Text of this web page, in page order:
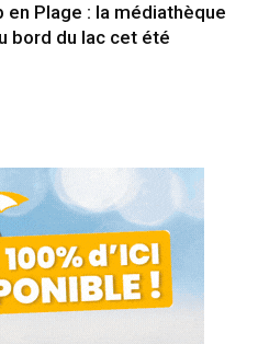
en Plage : la médiathèque
bord du lac cet été